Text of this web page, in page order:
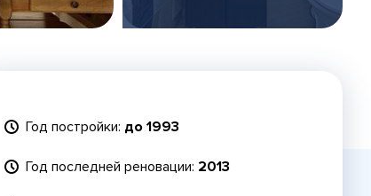
Год постройки: до 1993
Год последней реновации: 2013